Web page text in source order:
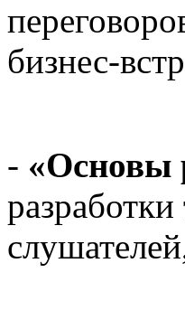
бизнес-
- «Основы